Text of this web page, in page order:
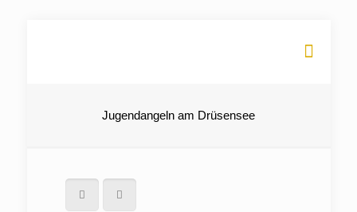
Jugendangeln am Drüsensee